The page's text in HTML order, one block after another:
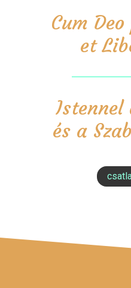
Cum
et
Istennel
és a